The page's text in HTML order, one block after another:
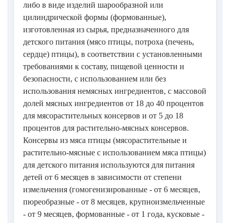
либо в виде изделий шарообразной или
цилиндрической формы (формованные),
изготовленная из сырья, предназначенного для
детского питания (мясо птицы, потроха (печень,
сердце) птицы), в соответствии с установленными
требованиями к составу, пищевой ценности и
безопасности, с использованием или без
использования немясных ингредиентов, с массовой
долей мясных ингредиентов от 18 до 40 процентов
для мясорастительных консервов и от 5 до 18
процентов для растительно-мясных консервов.
Консервы из мяса птицы (мясорастительные и
растительно-мясные с использованием мяса птицы)
для детского питания используются для питания
детей от 6 месяцев в зависимости от степени
измельчения (гомогенизированные - от 6 месяцев,
пюреобразные - от 8 месяцев, крупноизмельченные
- от 9 месяцев, формованные - от 1 года, кусковые -